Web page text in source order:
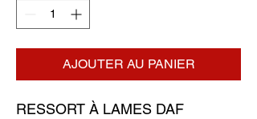
AJOUTER AU PANIER
RESSORT À LAMES DAF